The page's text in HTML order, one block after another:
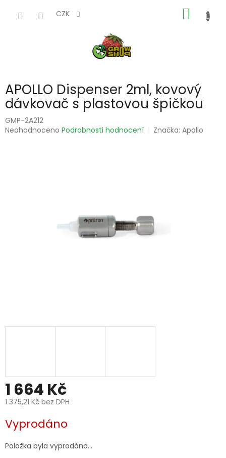
CZK
KOŠÍK
APOLLO Dispenser 2ml, kovový
dávkovač s plastovou špičkou
GMP-2A212
Průměrné
Neohodnoceno Podrobnosti hodnocení Značka:Apollo
1 664 Kč
1 375,21 Kč bez DPH
cena:
Vyprodáno
Položka byla vyprodána…